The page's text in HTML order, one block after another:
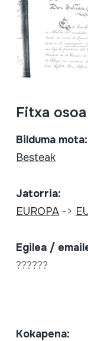
Fitxa osoa
Bilduma mota:
Besteak
Jatorria:
EUROPA->
Egilea /
??????
Kokapena: